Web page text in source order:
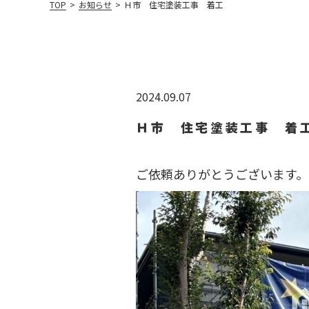
TOP > お知らせ > Ｈ市 住宅塗装工事 着工
2024.09.07
Ｈ市 住宅塗装工事 着
ご依頼ありがとうございます。